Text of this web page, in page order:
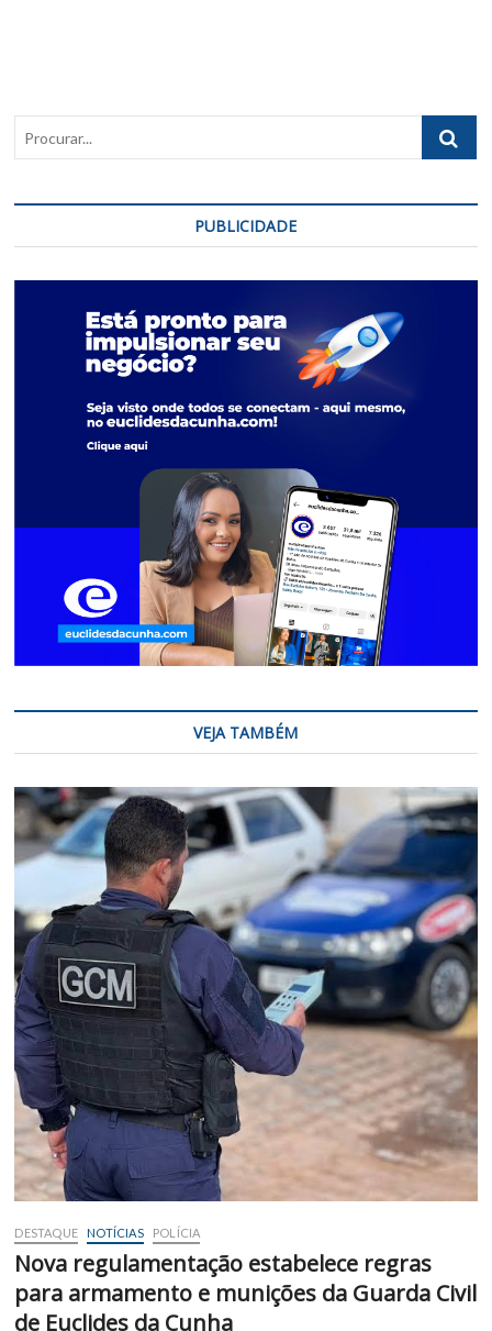
PUBLICIDADE
VEJA TAMBÉM
DESTAQUE NOTÍCIAS POLÍCIA
Nova regulamentação estabelece regras
para armamento e munições da Guarda Civil
de Euclides da Cunha